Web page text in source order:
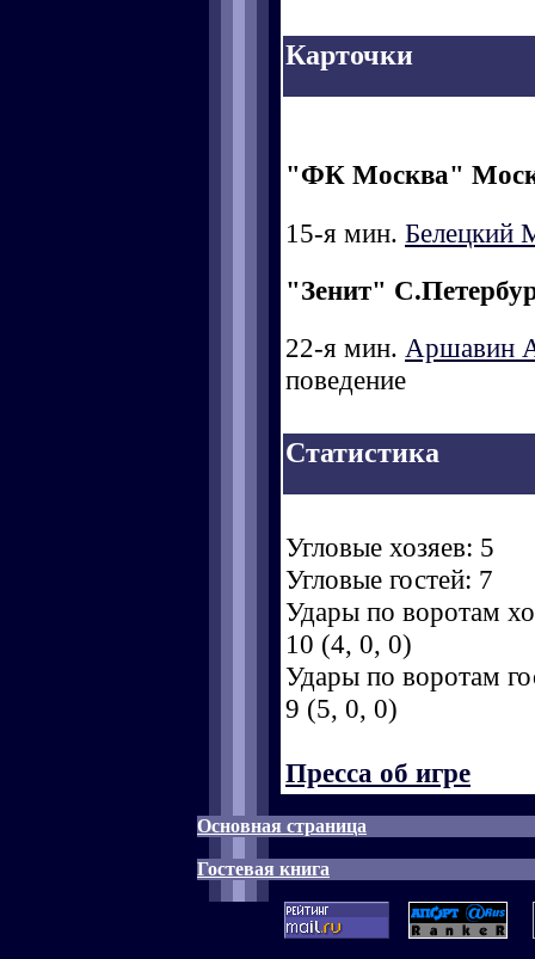
Карточки
"ФК Москва"
15-я мин. Белецкий
"Зенит"
22-я мин. Аршавин
поведение
Статистика
Угловые хозяев: 5
Угловые гостей: 7
Удары по воротам
10 (4, 0, 0)
Удары по воротам
9 (5, 0, 0)
Пресса об игре
Основная страница
Гостевая книга